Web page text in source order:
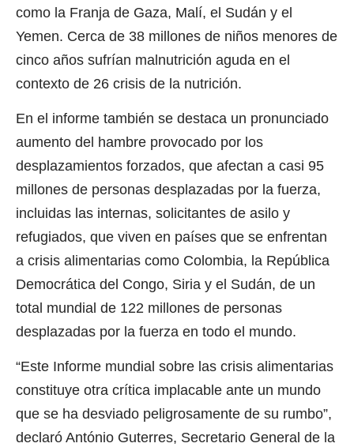
como la Franja de Gaza, Malí, el Sudán y el
Yemen. Cerca de 38 millones de niños menores de
cinco años sufrían malnutrición aguda en el
contexto de 26 crisis de la nutrición.
En el informe también se destaca un pronunciado
aumento del hambre provocado por los
desplazamientos forzados, que afectan a casi 95
millones de personas desplazadas por la fuerza,
incluidas las internas, solicitantes de asilo y
refugiados, que viven en países que se enfrentan
a crisis alimentarias como Colombia, la República
Democrática del Congo, Siria y el Sudán, de un
total mundial de 122 millones de personas
desplazadas por la fuerza en todo el mundo.
“Este Informe mundial sobre las crisis alimentarias
constituye otra crítica implacable ante un mundo
que se ha desviado peligrosamente de su rumbo”,
declaró António Guterres, Secretario General de la